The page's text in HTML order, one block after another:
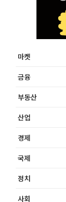
마켓
금융
부동산
산업
경제
국제
정치
사회